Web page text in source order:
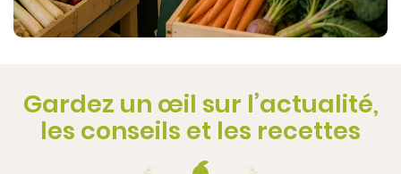
Gardez un œil sur l’actualité,
les conseils et les recettes